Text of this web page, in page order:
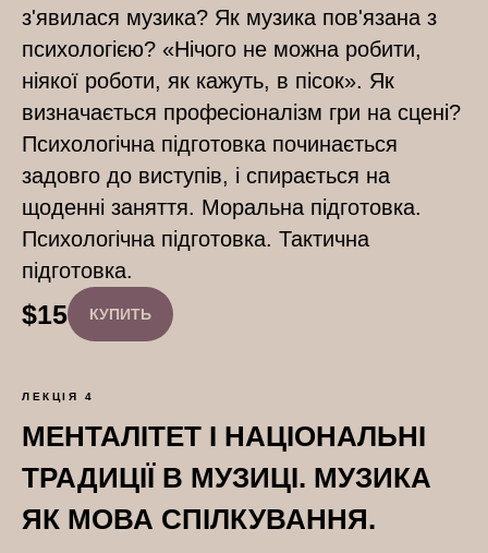
з'явилася музика? Як музика пов'язана з
психологією? «Нічого не можна робити,
ніякої роботи, як кажуть, в пісок». Як
визначається професіоналізм гри на сцені?
Психологічна підготовка починається
задовго до виступів, і спирається на
щоденні заняття. Моральна підготовка.
Психологічна підготовка. Тактична
підготовка.
$15 КУПИТЬ
ЛЕКЦІЯ 4
МЕНТАЛІТЕТ І НАЦІОНАЛЬНІ
ТРАДИЦІЇ В МУЗИЦІ. МУЗИКА
ЯК МОВА СПІЛКУВАННЯ.